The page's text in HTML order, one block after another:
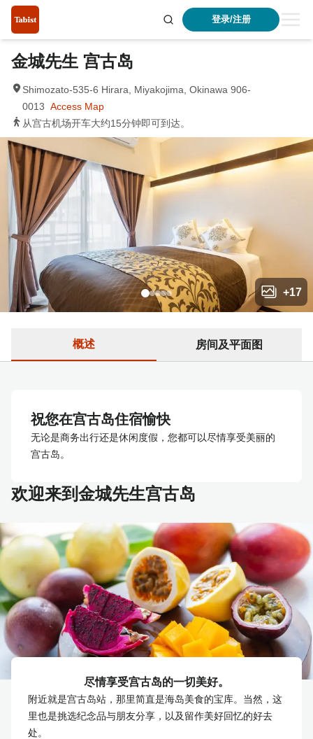
登录/注册
+17
金城先生 宫古岛
Shimozato-535-6 Hirara, Miyakojima, Okinawa 906-
0013 Access Map
从宫古机场开车大约15分钟即可到达。
概述 房间及平面图
祝您在宫古岛住宿愉快
无论是商务出行还是休闲度假，您都可以尽情享受美丽的
宫古岛。
欢迎来到金城先生宫古岛
尽情享受宫古岛的一切美好。
附近就是宫古岛站，那里简直是海岛美食的宝库。当然，这
里也是挑选纪念品与朋友分享，以及留作美好回忆的好去
处。